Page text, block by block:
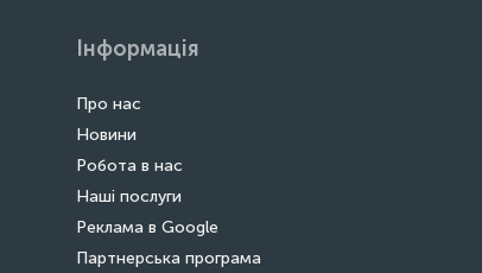
Інформація
Про нас
Новини
Робота в нас
Наші послуги
Реклама в Google
Партнерська програма